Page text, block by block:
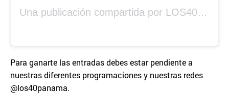
Una publicación compartida por LOS40 Panamá (@los40panama)
Para ganarte las entradas debes estar pendiente a
nuestras diferentes programaciones y nuestras redes
@los40panama.